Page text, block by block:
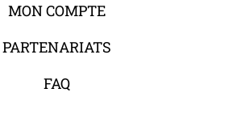
MON COMPTE
PARTENARIATS
FAQ